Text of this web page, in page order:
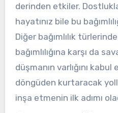
derinden etkiler.
hayatınız bile bu
Diğer bağımlılık
bağımlılığına karşı da
düşmanın varlığını
döngüden kurtaracak
inşa etmenin ilk adımı